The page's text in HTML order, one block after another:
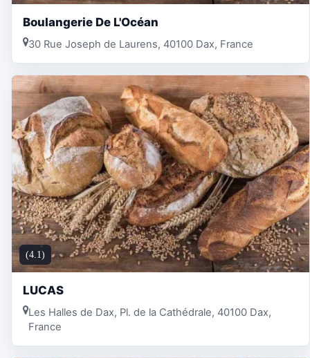
Boulangerie De L'Océan
30 Rue Joseph de Laurens, 40100 Dax, France
(4.1)
LUCAS
Les Halles de Dax, Pl. de la Cathédrale, 40100 Dax,
France